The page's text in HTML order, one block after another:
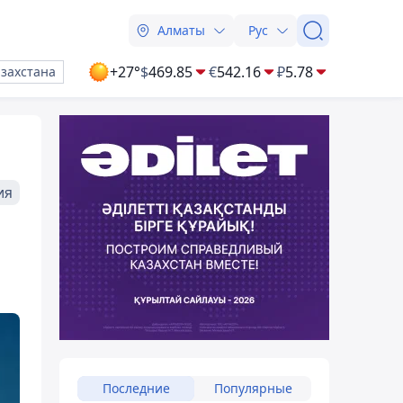
Алматы Рус
+27°$469.85 €542.16 ₽5.78
Последние Популярные